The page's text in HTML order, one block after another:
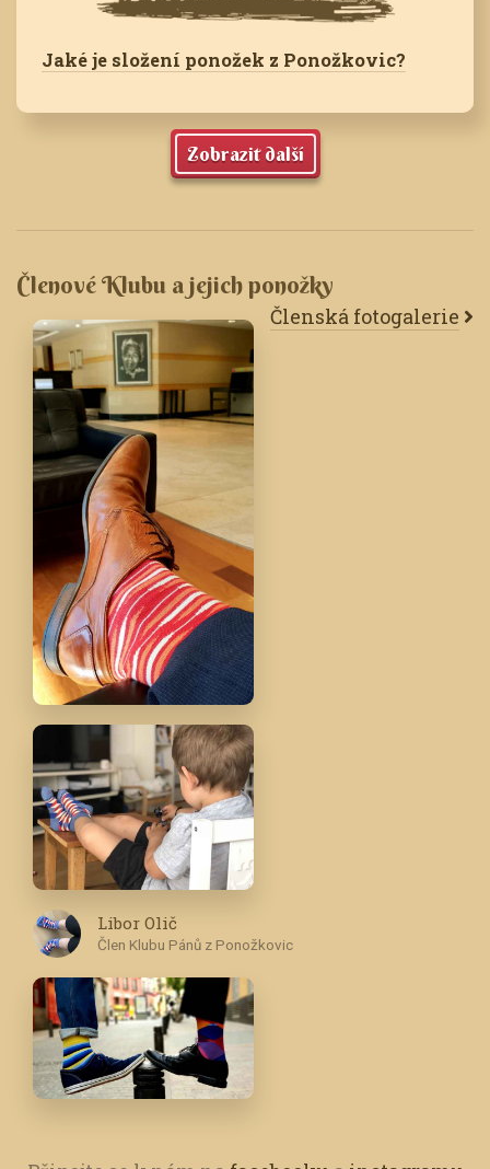
Jaké je složení ponožek z Ponožkovic?
Zobrazit další
Členové Klubu a jejich ponožky
Členská fotogalerie
Libor Olič
Člen Klubu Pánů z Ponožkovic